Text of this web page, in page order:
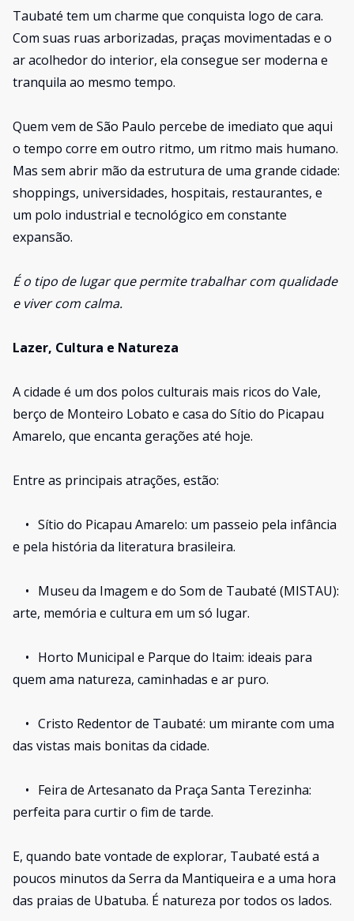
Taubaté tem um charme que conquista logo de cara.
Com suas ruas arborizadas, praças movimentadas e o
ar acolhedor do interior, ela consegue ser moderna e
tranquila ao mesmo tempo.
Quem vem de São Paulo percebe de imediato que aqui
o tempo corre em outro ritmo, um ritmo mais humano.
Mas sem abrir mão da estrutura de uma grande cidade:
shoppings, universidades, hospitais, restaurantes, e
um polo industrial e tecnológico em constante
expansão.
É o tipo de lugar que permite trabalhar com qualidade
e viver com calma.
Lazer, Cultura e Natureza
A cidade é um dos polos culturais mais ricos do Vale,
berço de Monteiro Lobato e casa do Sítio do Picapau
Amarelo, que encanta gerações até hoje.
Entre as principais atrações, estão:
• Sítio do Picapau Amarelo: um passeio pela infância
e pela história da literatura brasileira.
• Museu da Imagem e do Som de Taubaté (MISTAU):
arte, memória e cultura em um só lugar.
• Horto Municipal e Parque do Itaim: ideais para
quem ama natureza, caminhadas e ar puro.
• Cristo Redentor de Taubaté: um mirante com uma
das vistas mais bonitas da cidade.
• Feira de Artesanato da Praça Santa Terezinha:
perfeita para curtir o fim de tarde.
E, quando bate vontade de explorar, Taubaté está a
poucos minutos da Serra da Mantiqueira e a uma hora
das praias de Ubatuba. É natureza por todos os lados.